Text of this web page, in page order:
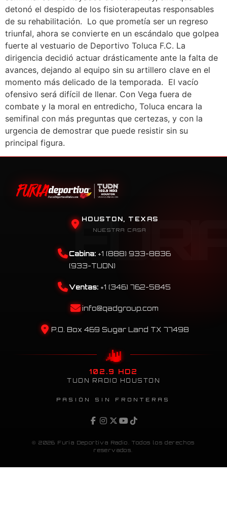
detonó el despido de los fisioterapeutas responsables
de su rehabilitación. Lo que prometía ser un regreso
triunfal, ahora se convierte en un escándalo que golpea
fuerte al vestuario de Deportivo Toluca F.C. La
dirigencia decidió actuar drásticamente ante la falta de
avances, dejando al equipo sin su artillero clave en el
momento más delicado de la temporada. El vacío
ofensivo será difícil de llenar. Con Vega fuera de
combate y la moral en entredicho, Toluca encara la
semifinal con más preguntas que certezas, y con la
urgencia de demostrar que puede resistir sin su
principal figura.
HOUSTON, TEXAS
NUESTRA CASA
Cabina: +1 (888) 933-8836
(933-TUDN)
Ventas: +1 (346) 762-5845
info@qadgroup.com
P.O. Box 469 Sugar Land TX 77498
102.9 HD2
TUDN RADIO HOUSTON
PASIÓN SIN FRONTERAS
© 2026 Furia Deportiva Radio. Todos los derechos
reservados.